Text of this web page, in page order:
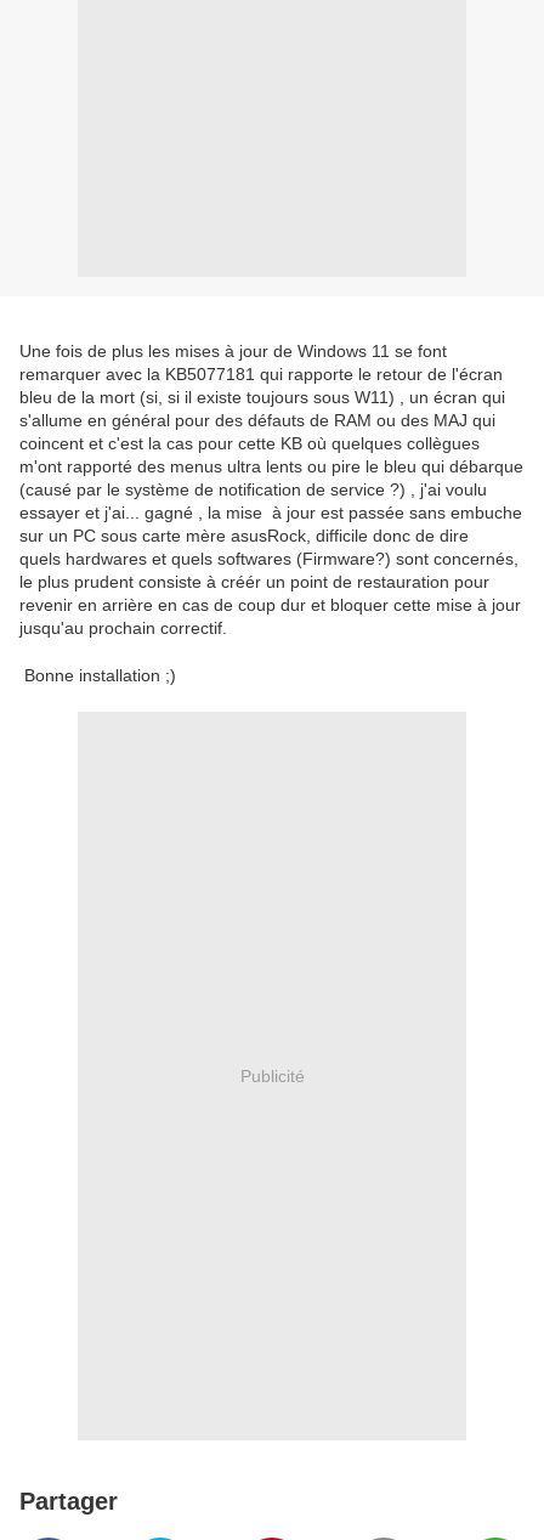
Une fois de plus les mises à jour de Windows 11 se font
remarquer avec la KB5077181 qui rapporte le retour de l'écran
bleu de la mort (si, si il existe toujours sous W11) , un écran qui
s'allume en général pour des défauts de RAM ou des MAJ qui
coincent et c'est la cas pour cette KB où quelques collègues
m'ont rapporté des menus ultra lents ou pire le bleu qui débarque
(causé par le système de notification de service ?) , j'ai voulu
essayer et j'ai... gagné , la mise à jour est passée sans embuche
sur un PC sous carte mère asusRock, difficile donc de dire
quels hardwares et quels softwares (Firmware?) sont concernés,
le plus prudent consiste à créér un point de restauration pour
revenir en arrière en cas de coup dur et bloquer cette mise à jour
jusqu'au prochain correctif.
Bonne installation ;)
Publicité
Partager